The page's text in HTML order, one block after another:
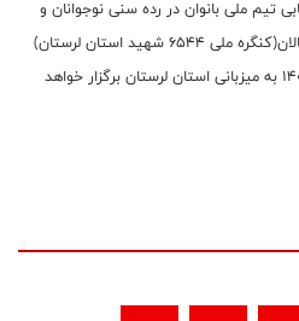
تیم ملی بانوان در رده سنی نوجوانان و
جوانان و رقابت های لیگ برتر بزرگسالان(کنگره ملی 6544 شهید استان لرستان)
طی روزهای 12 تا 15 بهمن ماه سال 1401 به میزبانی استان لرستان برگزار خواهد